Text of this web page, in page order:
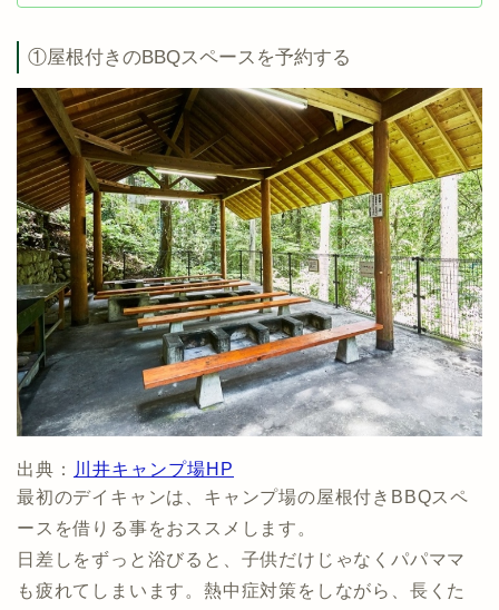
①屋根付きのBBQスペースを予約する
出典：
川井キャンプ場HP
最初のデイキャンは、キャンプ場の屋根付きBBQスペ
ースを借りる事をおススメします。
日差しをずっと浴びると、子供だけじゃなくパパママ
も疲れてしまいます。熱中症対策をしながら、長くた